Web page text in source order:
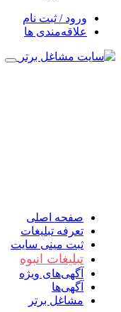
ورود / ثبت نام
علاقه‌مندی ها
صفحه اصلی
تعرفه تبلیغات
ثبت مینی سایت
تبلیغات انبوه
آگهی‌های ویژه
آگهی‌ها
مشاغل برتر